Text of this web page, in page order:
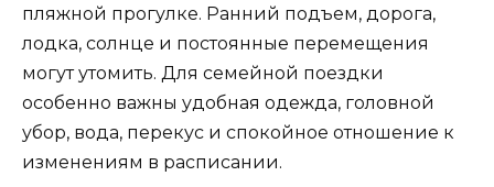
пляжной прогулке. Ранний подъем, дорога,
лодка, солнце и постоянные перемещения
могут утомить. Для семейной поездки
особенно важны удобная одежда, головной
убор, вода, перекус и спокойное отношение к
изменениям в расписании.